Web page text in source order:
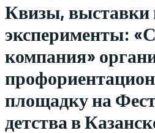
Квизы, выставки
эксперименты:
компания»
площадку на
детства в